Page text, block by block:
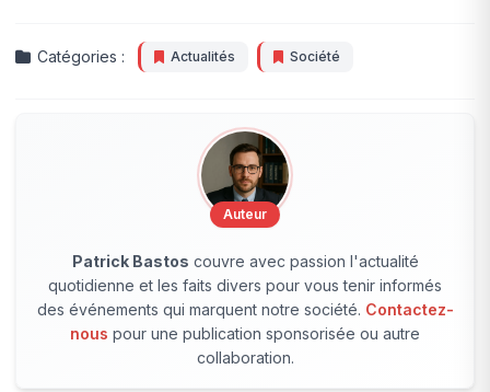
Catégories : Actualités Société
Auteur
Patrick Bastos couvre avec passion l'actualité
quotidienne et les faits divers pour vous tenir informés
des événements qui marquent notre société. Contactez-
nous pour une publication sponsorisée ou autre
collaboration.